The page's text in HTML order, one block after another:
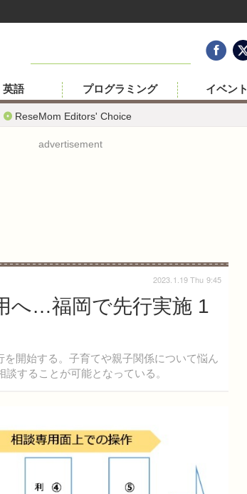
ReseMom Editors' Choice
英語 プログラミング イベント
advertisement
へ…福岡で先行実施 1
開始する。子育てや親子関係について悩ん
することが可能となっている。
2023.1.19 Thu 9:45